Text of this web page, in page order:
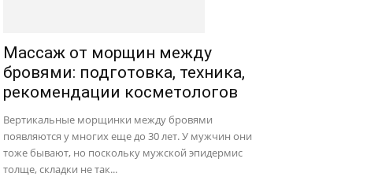
Массаж от морщин между
бровями: подготовка, техника,
рекомендации косметологов
Вертикальные морщинки между бровями
появляются у многих еще до 30 лет. У мужчин они
тоже бывают, но поскольку мужской эпидермис
толще, складки не так...